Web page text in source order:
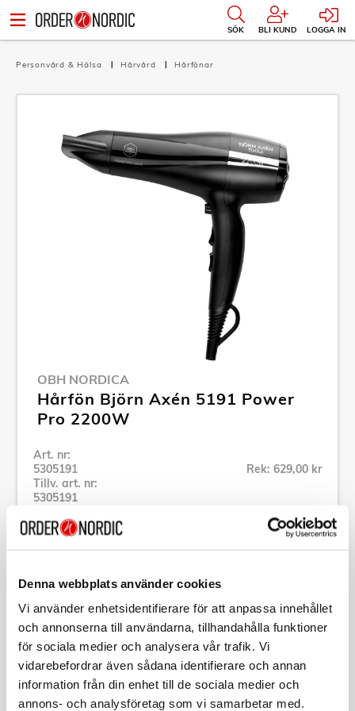
Denna webbplats använder cookies
Vi använder enhetsidentifierare för att anpassa innehållet
och annonserna till användarna, tillhandahålla funktioner
för sociala medier och analysera vår trafik. Vi
vidarebefordrar även sådana identifierare och annan
information från din enhet till de sociala medier och
annons- och analysföretag som vi samarbetar med.
SÖK BLI KUND LOGGA IN
Personvård & Hälsa Hårvård Hårfönar
OBH NORDICA
Hårfön Björn Axén 5191 Power
Pro 2200W
Art. nr:
5305191
Tillv. art. nr:
5305191
Rek: 629,00 kr
Se alla produkter inom OBH Nordica
Specifikation
Beskrivning
Tillv. art. nr:5305191
EAN-kod: